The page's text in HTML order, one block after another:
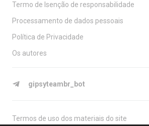
Termos de uso dos materiais do site
Termo de Isenção de responsabilidade
Processamento de dados pessoais
Política de Privacidade
Os autores
gipsyteambr_bot